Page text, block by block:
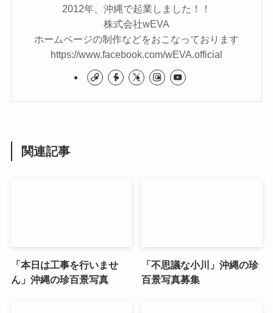
2012年、沖縄で起業しました！！
株式会社wEVA
ホームページの制作などをおこなっております
https://www.facebook.com/wEVA.official
関連記事
「本日は工事を行いませ
ん」沖縄の珍百景写真
「不思議な小川」沖縄の珍
百景写真募集